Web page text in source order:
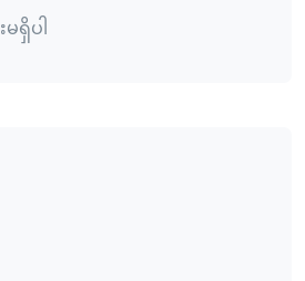
ရှိပါ